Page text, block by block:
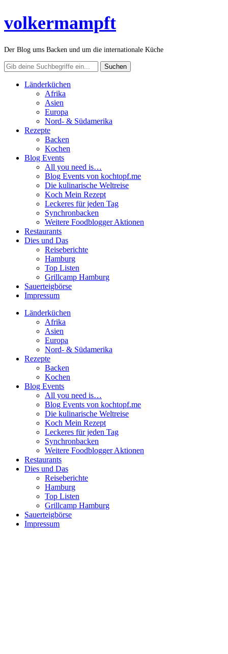
volkermampft
Der Blog ums Backen und um die internationale Küche
Länderküchen
Afrika
Asien
Europa
Nord- & Südamerika
Rezepte
Backen
Kochen
Blog Events
All you need is…
Blog Events von kochtopf.me
Die kulinarische Weltreise
Koch Mein Rezept
Leckeres für jeden Tag
Synchronbacken
Weitere Foodblogger Aktionen
Restaurants
Dies und Das
Reiseberichte
Hamburg
Top Listen
Grillcamp Hamburg
Sauerteigbörse
Impressum
Länderküchen
Afrika
Asien
Europa
Nord- & Südamerika
Rezepte
Backen
Kochen
Blog Events
All you need is…
Blog Events von kochtopf.me
Die kulinarische Weltreise
Koch Mein Rezept
Leckeres für jeden Tag
Synchronbacken
Weitere Foodblogger Aktionen
Restaurants
Dies und Das
Reiseberichte
Hamburg
Top Listen
Grillcamp Hamburg
Sauerteigbörse
Impressum